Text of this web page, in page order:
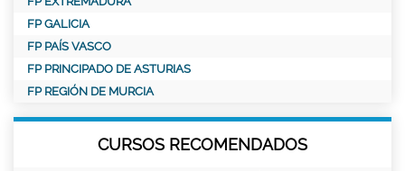
FP GALICIA
FP PAÍS VASCO
FP PRINCIPADO DE ASTURIAS
FP REGIÓN DE MURCIA
CURSOS RECOMENDADOS